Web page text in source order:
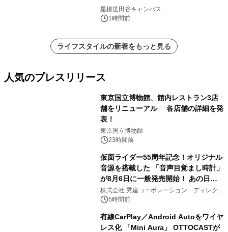
星槎世田谷キャンパス
1時間前
ライフスタイルの新着をもっと見る
人気のプレスリリース
東京国立博物館、館内レストラン3店
舗をリニューアル 各店舗の詳細を発
表！
東京国立博物館
23時間前
仮面ライダー55周年記念！オリジナル
音源を搭載した 「音声目覚まし時計」
が8月6日に一般発売開始！ あの日の
大興奮が今甦る
株式会社 秀建コーポレーション ディレクト
アートギャラリー
5時間前
有線CarPlay／Android Autoをワイヤ
レス化 「Mini Aura」 OTTOCASTが